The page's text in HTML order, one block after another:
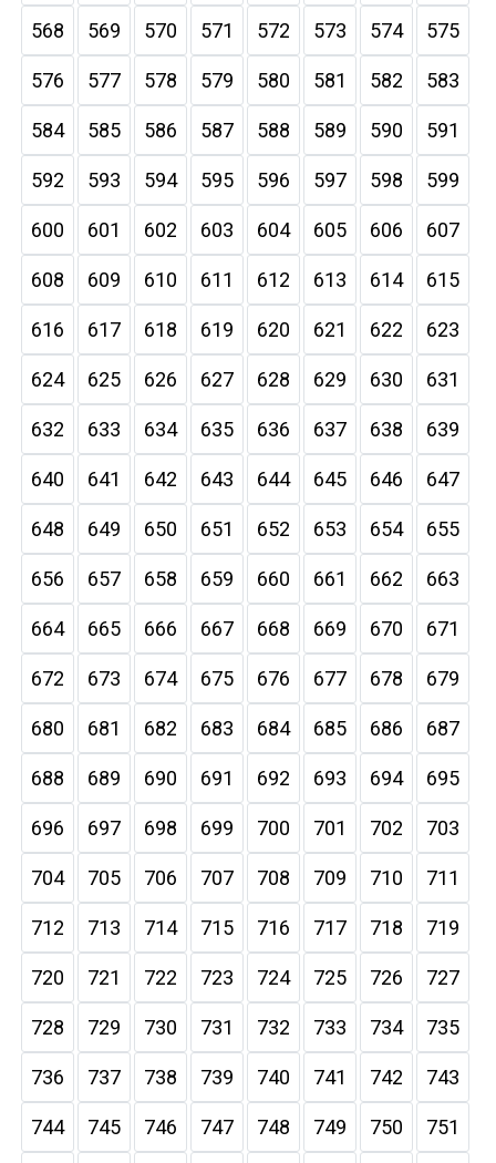
568 569 570 571 572 573 574 575
576 577 578 579 580 581 582 583
584 585 586 587 588 589 590 591
592 593 594 595 596 597 598 599
600 601 602 603 604 605 606 607
608 609 610 611 612 613 614 615
616 617 618 619 620 621 622 623
624 625 626 627 628 629 630 631
632 633 634 635 636 637 638 639
640 641 642 643 644 645 646 647
648 649 650 651 652 653 654 655
656 657 658 659 660 661 662 663
664 665 666 667 668 669 670 671
672 673 674 675 676 677 678 679
680 681 682 683 684 685 686 687
688 689 690 691 692 693 694 695
696 697 698 699 700 701 702 703
704 705 706 707 708 709 710 711
712 713 714 715 716 717 718 719
720 721 722 723 724 725 726 727
728 729 730 731 732 733 734 735
736 737 738 739 740 741 742 743
744 745 746 747 748 749 750 751